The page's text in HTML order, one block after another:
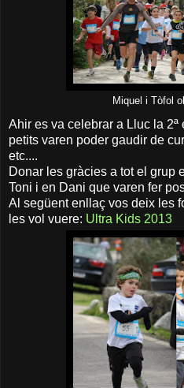
Miquel i Tòfol
Ahir es va celebrar a Lluc la
petits varen poder gaudir de
etc....
Donar les gràcies a tot el grup
Toni i en Dani que varen fer
Al següent enllaç vos deix les
les vol vuere: Ultra Kids 2013